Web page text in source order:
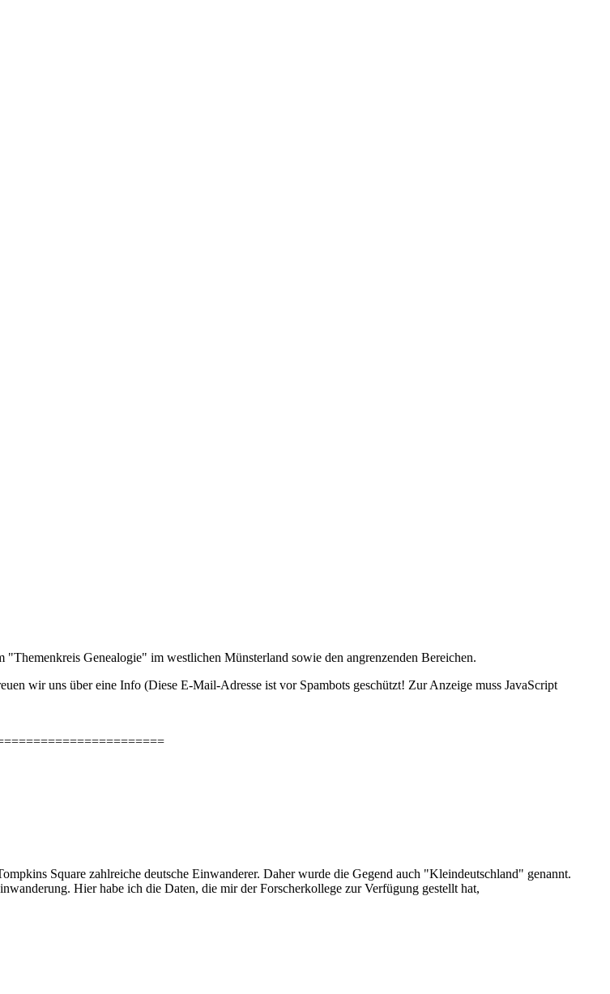
Genealogie" im westlichen Münsterland sowie den angrenzenden Bereichen.
wir uns über eine Info (Diese E-Mail-Adresse ist vor Spambots geschützt! Zur Anzeige muss JavaScript
Square zahlreiche deutsche Einwanderer. Daher wurde die Gegend auch "Kleindeutschland" genannt.
Hier habe ich die Daten, die mir der Forscherkollege zur Verfügung gestellt hat,